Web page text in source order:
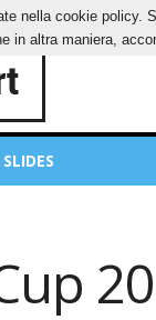
SLIDES
nella cookie
in altra maniera,